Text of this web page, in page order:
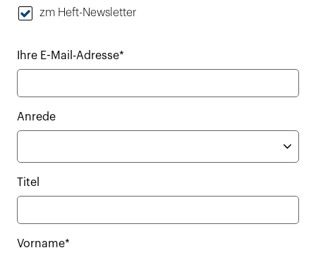
zm Heft-Newsletter
Ihre E-Mail-Adresse*
Anrede
Titel
Vorname*